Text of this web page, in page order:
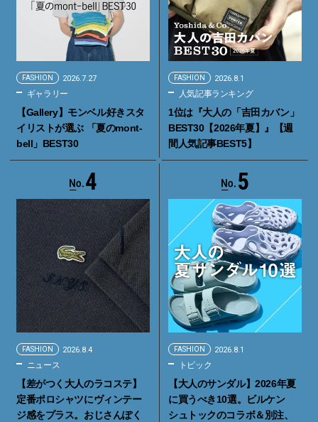
FASHION 2026.7.27
ギャラリー
【Gallery】モンベル好きスタ
イリストが選ぶ 「夏のmont-
bell」BEST30
FASHION 2026.8.1
人気記事ランキング
1位は『大人の「吉田カバン」
BEST30【2026年夏】』【週
間人気記事BEST5】
4
FASHION 2026.8.4
ニュース
【差がつく大人のラコステ】
定番ポロシャツにヴィンテー
ジ感をプラス。おじさんぽく
5
FASHION 2026.8.1
トピック
【大人のサンダル】2026年夏
に買うべき10選。ビルケン
シュトックのコラボ＆別注、